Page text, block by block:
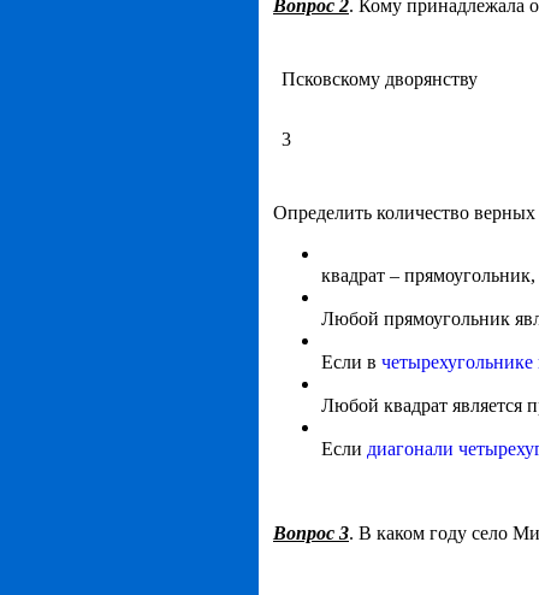
Вопрос 2. Кому принадлежала
Псковскому дворянству
3
Определить количество
квадрат –
Любой прямоугольник
Если в
Любой квадрат является
Если диагонали
Вопрос 3. В каком году село